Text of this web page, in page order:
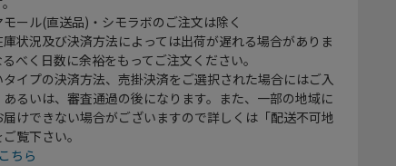
ール(直送品)・シモラボのご注文は除く
状況及び決済方法によっては出荷が遅れる場合がありま
べく日数に余裕をもってご注文ください。
タイプの決済方法、売掛決済をご選択された場合にはご入
るいは、審査通過の後になります。また、一部の地域に
届けできない場合がございますので詳しくは「配送不可地
覧下さい。
ちら